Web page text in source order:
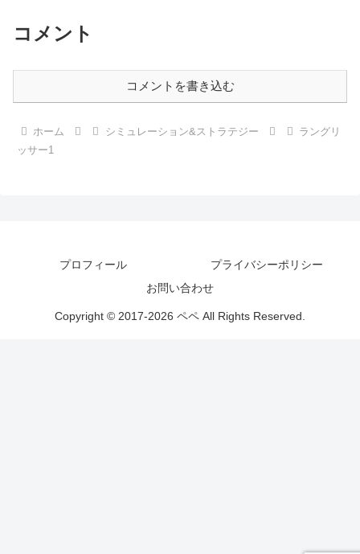
コメント
コメントを書き込む
ホーム シミュレーション&ストラテジー
ラングリ
ッサー1
プロフィール
プライバシーポリシー
お問い合わせ
Copyright © 2017-2026 ペペ All Rights Reserved.